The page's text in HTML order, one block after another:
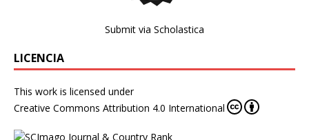
Submit via Scholastica
LICENCIA
This work is licensed under
Creative Commons Attribution 4.0 International